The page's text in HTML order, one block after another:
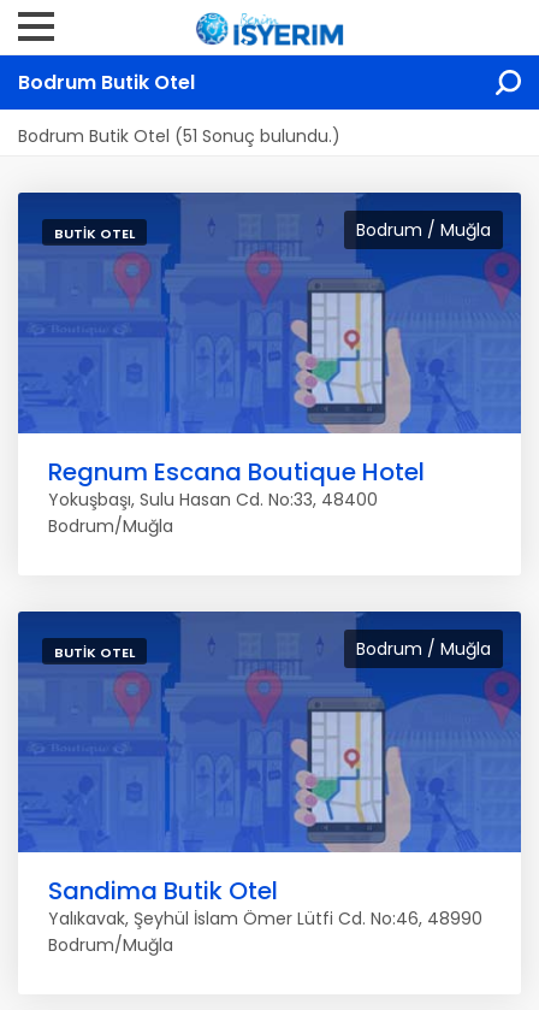
Bodrum Butik Otel
Bodrum Butik Otel (51 Sonuç bulundu.)
Bodrum / Muğla
BUTIK OTEL
Regnum Escana Boutique Hotel
Yokuşbaşı, Sulu Hasan Cd. No:33, 48400
Bodrum/Muğla
Bodrum / Muğla
BUTIK OTEL
Sandima Butik Otel
Yalıkavak, Şeyhül İslam Ömer Lütfi Cd. No:46, 48990
Bodrum/Muğla